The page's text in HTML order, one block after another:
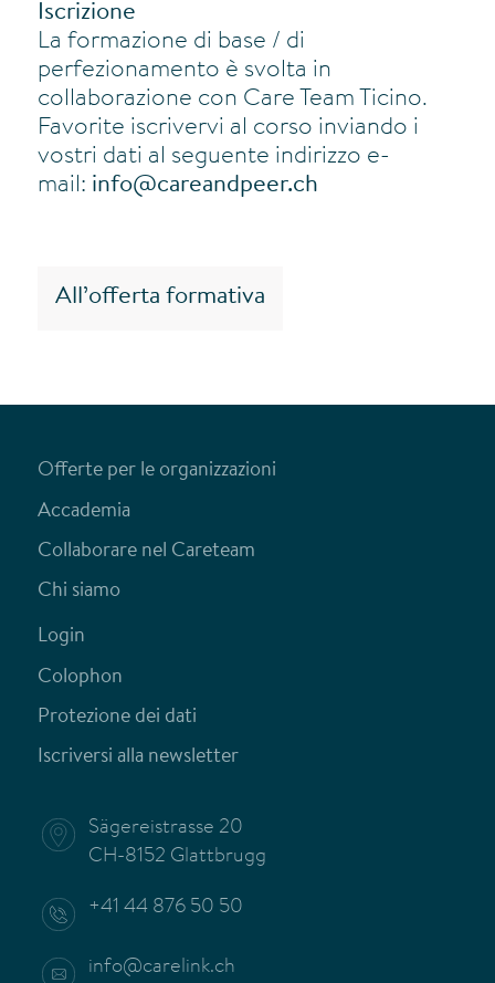
Iscrizione
La formazione di base / di
perfezionamento è svolta in
collaborazione con Care Team Ticino.
Favorite iscrivervi al corso inviando i
vostri dati al seguente indirizzo e-
mail: info@careandpeer.ch
All’offerta formativa
Offerte per le organizzazioni
Accademia
Collaborare nel Careteam
Chi siamo
Login
Colophon
Protezione dei dati
Iscriversi alla newsletter
Sägereistrasse 20
CH-8152 Glattbrugg
+41 44 876 50 50
info@carelink.ch